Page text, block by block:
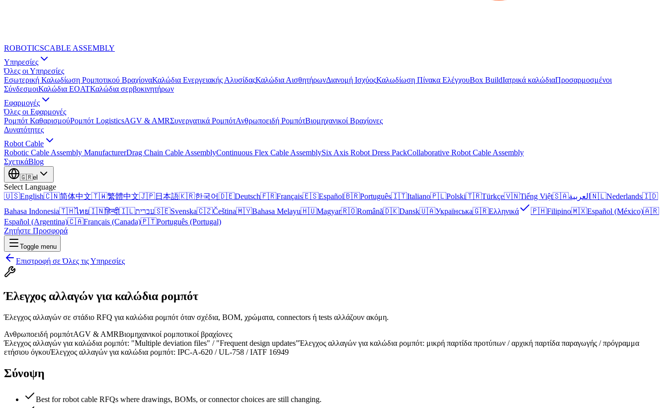
ROBOTICSCABLE ASSEMBLY
Υπηρεσίες
Όλες οι Υπηρεσίες
Εσωτερική Καλωδίωση Ρομποτικού ΒραχίοναΚαλώδια Ενεργειακής ΑλυσίδαςΚαλώδια ΑισθητήρωνΔιανομή ΙσχύοςΚαλωδίωση Πίνακα ΕλέγχουBox BuildΙατρικά καλώδιαΠροσαρμοσμένοι
ΣύνδεσμοιΚαλώδια EOATΚαλώδια σερβοκινητήρων
Εφαρμογές
Όλες οι Εφαρμογές
Ρομπότ ΚαθαρισμούΡομπότ LogisticsAGV & AMRΣυνεργατικά ΡομπότΑνθρωποειδή ΡομπότΒιομηχανικοί Βραχίονες
Δυνατότητες
Robot Cable
Robotic Cable Assembly ManufacturerDrag Chain Cable AssemblyContinuous Flex Cable AssemblySix Axis Robot Dress PackCollaborative Robot Cable Assembly
ΣχετικάBlog
🇬🇷el
Select Language
🇺🇸English🇨🇳简体中文🇹🇼繁體中文🇯🇵日本語🇰🇷한국어🇩🇪Deutsch🇫🇷Français🇪🇸Español🇧🇷Português🇮🇹Italiano🇵🇱Polski🇹🇷Türkçe🇻🇳Tiếng Việt🇸🇦العربية 🇳🇱Nederlands🇮🇩
Bahasa Indonesia🇹🇭ไทย🇮🇳हिन्दी🇮🇱עברית🇸🇪Svenska🇨🇿Čeština🇲🇾Bahasa Melayu🇭🇺Magyar🇷🇴Română🇩🇰Dansk🇺🇦Українська🇬🇷Ελληνικά 🇵🇭Filipino🇲🇽Español (México)🇦🇷
Español (Argentina)🇨🇦Français (Canada)🇵🇹Português (Portugal)
Ζητήστε Προσφορά
Toggle menu
Επιστροφή σε Όλες τις Υπηρεσίες
Έλεγχος αλλαγών για καλώδια ρομπότ
Έλεγχος αλλαγών σε στάδιο RFQ για καλώδια ρομπότ όταν σχέδια, BOM, χρώματα, connectors ή tests αλλάζουν ακόμη.
Ανθρωποειδή ρομπότAGV & AMRΒιομηχανικοί ρομποτικοί βραχίονες
Έλεγχος αλλαγών για καλώδια ρομπότ: "Multiple deviation files" / "Frequent design updates"Έλεγχος αλλαγών για καλώδια ρομπότ: μικρή παρτίδα προτύπων / αρχική παρτίδα παραγωγής / πρόγραμμα
ετήσιου όγκουΈλεγχος αλλαγών για καλώδια ρομπότ: IPC-A-620 / UL-758 / IATF 16949
Σύνοψη
Best for robot cable RFQs where drawings, BOMs, or connector choices are still changing.